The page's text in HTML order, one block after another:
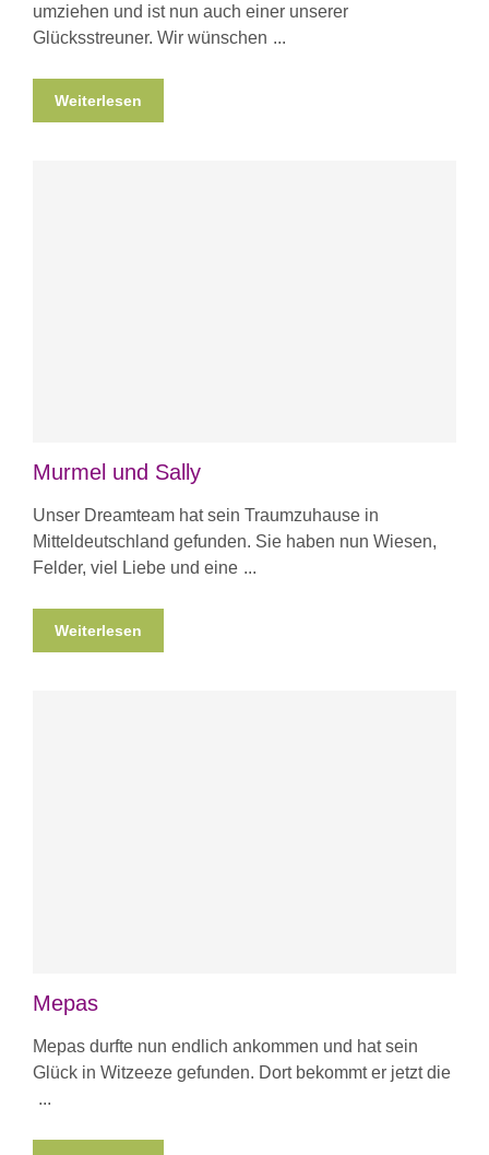
umziehen und ist nun auch einer unserer
Glücksstreuner. Wir wünschen
Weiterlesen
Murmel und Sally
Unser Dreamteam hat sein Traumzuhause in
Mitteldeutschland gefunden. Sie haben nun Wiesen,
Felder, viel Liebe und eine
Weiterlesen
Mepas
Mepas durfte nun endlich ankommen und hat sein
Glück in Witzeeze gefunden. Dort bekommt er jetzt die